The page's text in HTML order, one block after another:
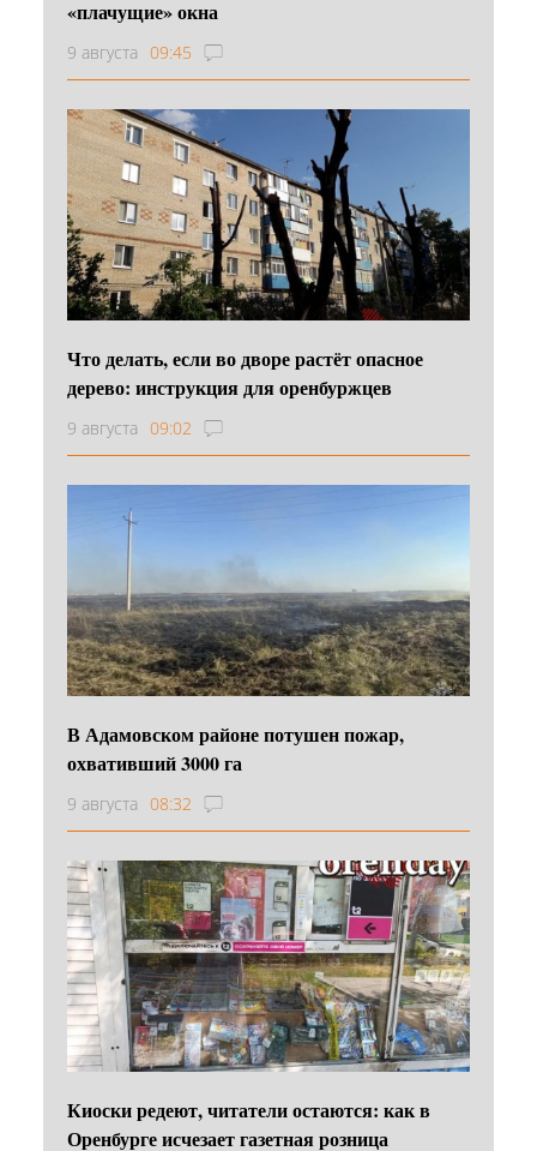
«плачущие» окна
9 августа 09:45
Что делать, если во дворе растёт опасное
дерево: инструкция для оренбуржцев
9 августа 09:02
В Адамовском районе потушен пожар,
охвативший 3000 га
9 августа 08:32
Киоски редеют, читатели остаются: как в
Оренбурге исчезает газетная розница